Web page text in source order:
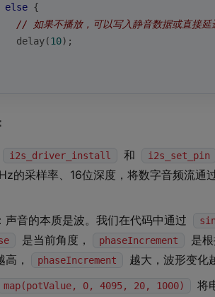
else {
// 如果不播放，可以写入静音数据或直接延
delay(10);
i2s_driver_install 和 i2s_set_pin
的采样率、16位深度，将数字音频流通
：声音的本质是波。我们在代码中通过
是当前角度， phaseIncrement
是
，
phaseIncrement
越大，波形变化
map(potValue, 0, 4095, 20, 1000)
将